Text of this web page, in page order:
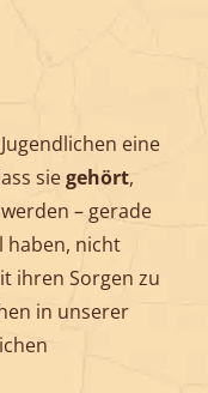
eine
siegehört,
werden – gerade
haben, nicht
ihren Sorgen zu
in unserer